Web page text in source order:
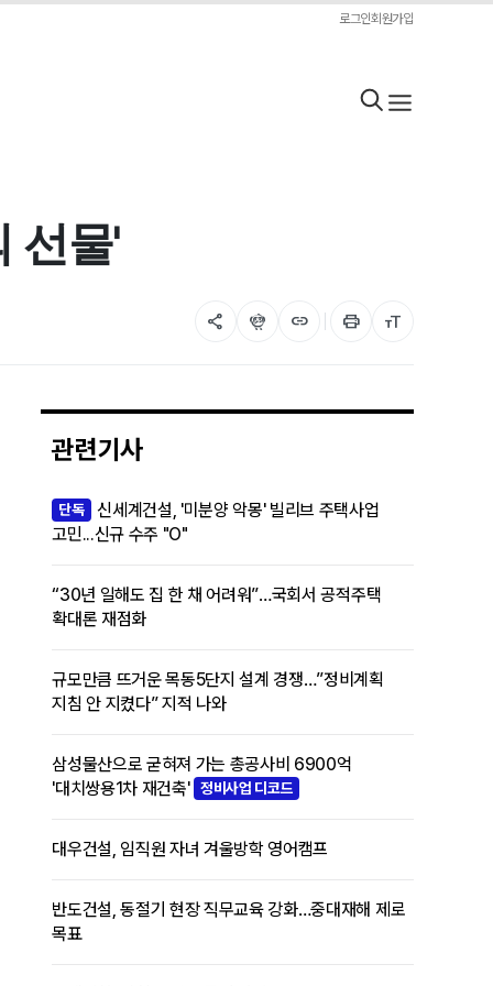
로그인회원가입
선물'
share flutter_dash link print format_size
관련기사
단독
신세계건설, '미분양 악몽' 빌리브 주택사업
고민...신규 수주 "O"
“30년 일해도 집 한 채 어려워”…국회서 공적주택
확대론 재점화
규모만큼 뜨거운 목동5단지 설계 경쟁…”정비계획
지침 안 지켰다” 지적 나와
삼성물산으로 굳혀져 가는 총공사비 6900억
'대치쌍용1차 재건축' 정비사업 디코드
대우건설, 임직원 자녀 겨울방학 영어캠프
반도건설, 동절기 현장 직무교육 강화…중대재해 제로
목표